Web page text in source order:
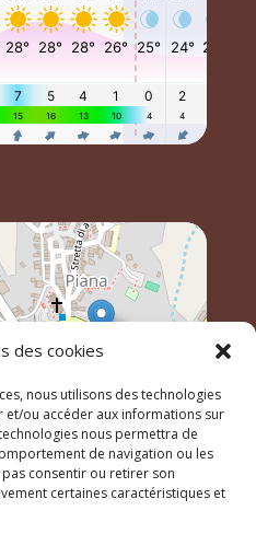
des cookies
nous utilisons des technologies
ou accéder aux informations sur
nous permettra de
de navigation ou les
consentir ou retirer son
certaines caractéristiques et
, \r\n©OpenStreetMapcontributeurs